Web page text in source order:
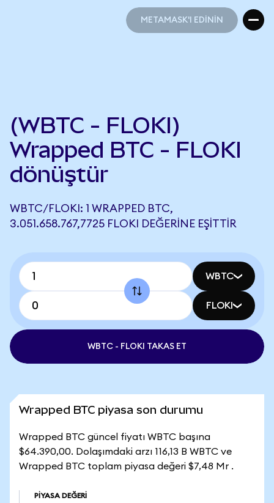
METAMASK'I EDİNİN
(WBTC - FLOKI)
Wrapped BTC - FLOKI
dönüştür
WBTC/FLOKI: 1 WRAPPED BTC,
3.051.658.767,7725 FLOKI DEĞERINE EŞITTIR
WBTC
FLOKI
WBTC - FLOKI TAKAS ET
Wrapped BTC piyasa son durumu
Wrapped BTC güncel fiyatı WBTC başına
$64.390,00. Dolaşımdaki arzı 116,13 B WBTC ve
Wrapped BTC toplam piyasa değeri $7,48 Mr .
PIYASA DEĞERI